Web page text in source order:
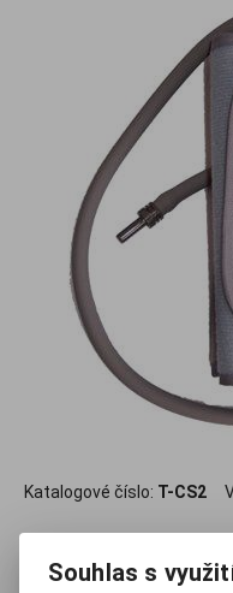
Katalogové číslo: T-CS2
Souhlas s